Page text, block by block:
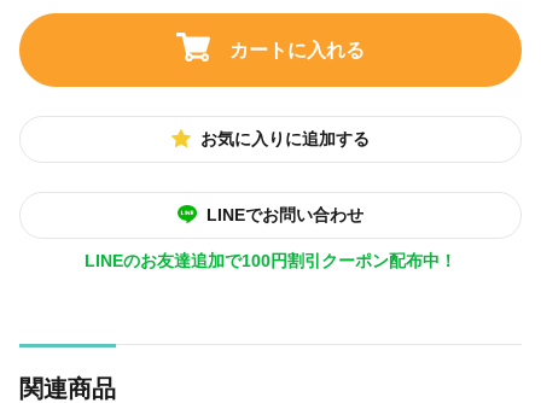
カートに入れる
お気に入りに追加する
LINEでお問い合わせ
LINEのお友達追加で100円割引クーポン配布中！
関連商品